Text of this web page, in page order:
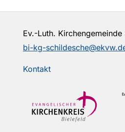
Ev.-Luth.
bi-kg-
Kontakt